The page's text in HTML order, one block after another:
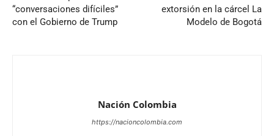
“conversaciones difíciles”
con el Gobierno de Trump
extorsión en la cárcel La
Modelo de Bogotá
Nación Colombia
https://nacioncolombia.com